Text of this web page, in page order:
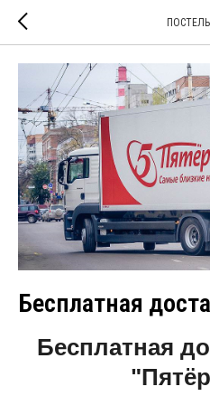
Бесплатная
Бесплатная